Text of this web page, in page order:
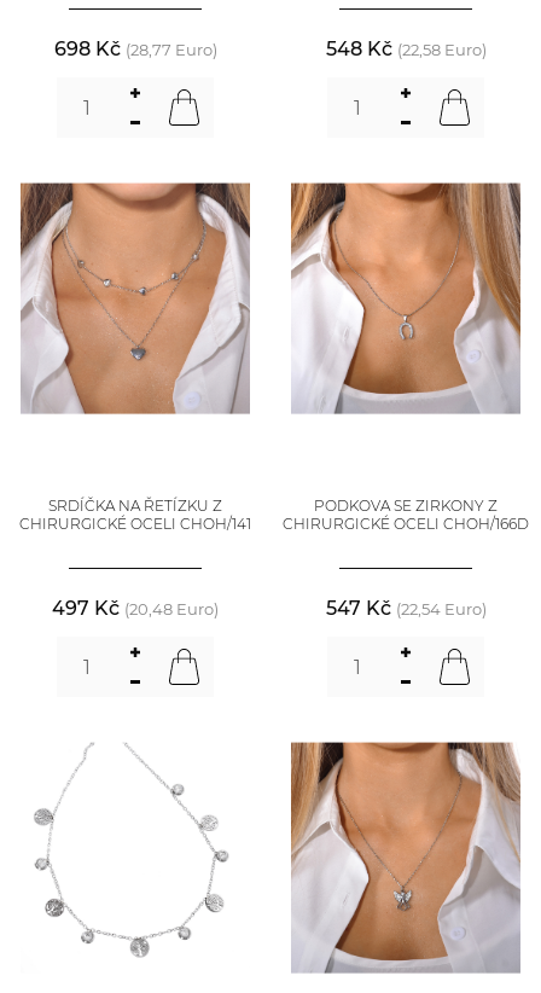
698 Kč (28,77 Euro) 548 Kč (22,58 Euro)
SRDÍČKA NA ŘETÍZKU Z
CHIRURGICKÉ OCELI CHOH/141
497 Kč (20,48 Euro)
PODKOVA SE ZIRKONY Z
CHIRURGICKÉ OCELI CHOH/166D
547 Kč (22,54 Euro)